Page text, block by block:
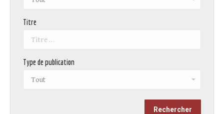
Titre
Type de publication